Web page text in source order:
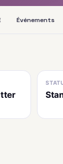
Événements